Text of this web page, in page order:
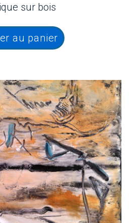
sur bois
au panier